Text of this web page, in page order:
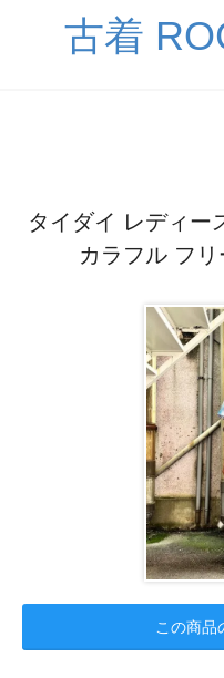
古着
タイダイ レディー
カラフル フ
この商品